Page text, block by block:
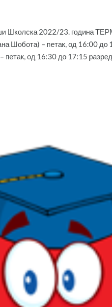
Школска 2022/23.
– петак, од 16:00 до
од 16:30 до 17:15